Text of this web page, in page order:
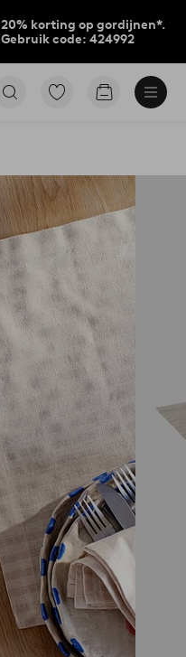
20% korting op gordijnen*.
Gebruik code: 424992
Ga
Go